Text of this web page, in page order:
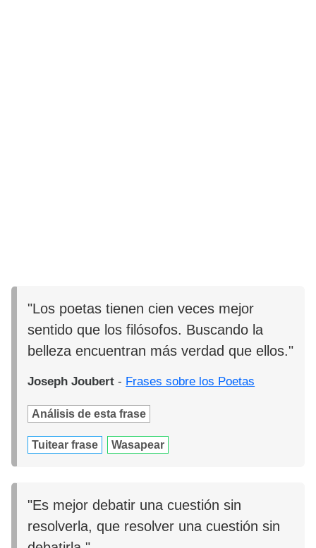
"Los poetas tienen cien veces mejor
sentido que los filósofos. Buscando la
belleza encuentran más verdad que ellos."
Joseph Joubert - Frases sobre los Poetas
Análisis de esta frase
Tuitear frase Wasapear
"Es mejor debatir una cuestión sin
resolverla, que resolver una cuestión sin